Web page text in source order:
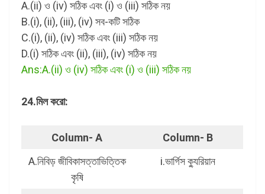
A.(ii) ও (iv) সঠিক এবং (i) ও (iii) সঠিক নয়
B.(i), (ii), (iii), (iv) সব-কটি সঠিক
C.(i), (ii), (iv) সঠিক এবং (iii) সঠিক নয়
D.(i) সঠিক এবং (ii), (iii), (iv) সঠিক নয়
Ans:A.(ii) ও (iv) সঠিক এবং (i) ও (iii) সঠিক নয়
24.মিল করো:
Column- A
Column- B
A.নিবিড় জীবিকাসত্তাভিত্তিক
কৃষি
i.ভার্গিস ক্যুরিয়ান